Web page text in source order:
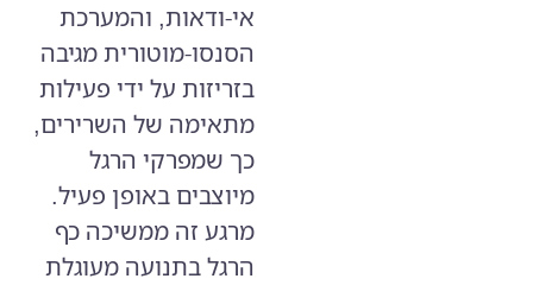
אי-ודאות, והמערכת
הסנסו-מוטורית מגיבה
בזריזות על ידי פעילות
מתאימה של השרירים,
כך שמפרקי הרגל
מיוצבים באופן פעיל.
מרגע זה ממשיכה כף
הרגל בתנועה מעוגלת